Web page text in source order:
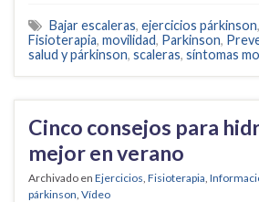
Bajar escaleras, ejercicios párkinson,
Fisioterapia, movilidad, Parkinson,
salud y párkinson, scaleras, síntomas
Cinco consejos para
mejor en verano
Archivado en Ejercicios, Fisioterapia,
párkinson, Vídeo